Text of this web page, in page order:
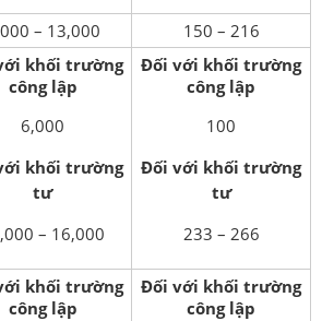
– 13,000 150 – 216
khối trường
công lập
6,000
khối trường
tư
– 16,000
Đối với khối trường
công lập
100
Đối với khối trường
tư
233 – 266
khối trường
công lập
Đối với khối trường
công lập